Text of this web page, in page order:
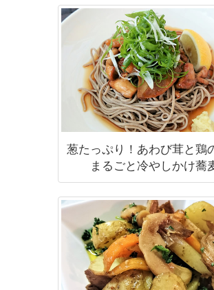
葱たっぷり！あわび茸と鶏
まるごと冷やしかけ蕎